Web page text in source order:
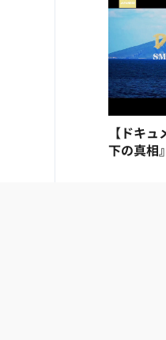
【ドキ
下の真相